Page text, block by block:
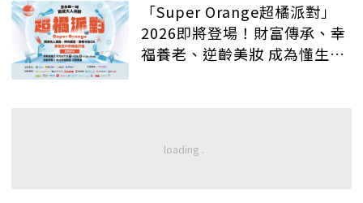
「Super Orange超橘派對」
2026即將登場！財富傳承、幸
福養老、逆齡美妝 成為懂生活